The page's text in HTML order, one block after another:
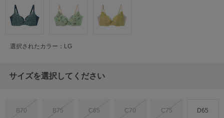
選択されたカラー：LG
サイズを選択してください
B70 B75 C65 C70 C75 D65